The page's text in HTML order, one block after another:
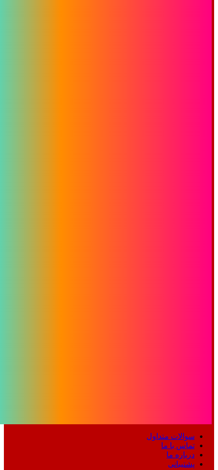
سوالات متداول
تماس با ما
درباره ما
پشتیبانی